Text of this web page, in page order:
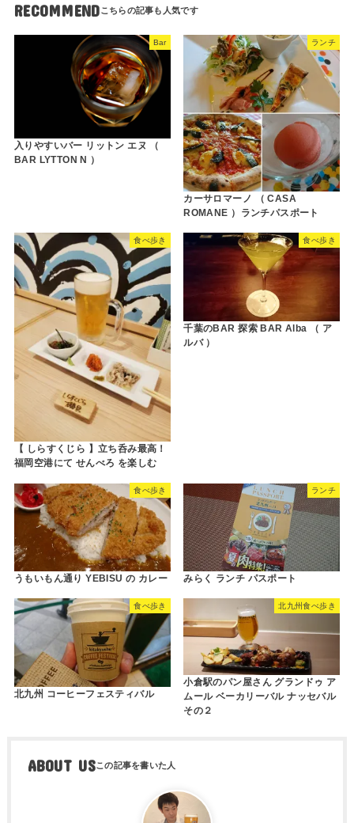
RECOMMEND
Bar
入りやすいバー リットン エヌ （
BAR LYTTON N ）
ランチ
カーサロマーノ （ CASA
ROMANE ）ランチパスポート
食べ歩き
【 しらすくじら 】立ち呑み最高！
福岡空港にて せんべろ を楽しむ
食べ歩き
千葉のBAR 探索 BAR Alba （ ア
ルバ ）
食べ歩き
うもいもん通り YEBISU の カレー
ランチ
みらく ランチ パスポート
食べ歩き
北九州 コーヒーフェスティバル
北九州食べ歩き
小倉駅のパン屋さん グランドゥ ア
ムール ベーカリーバル ナッセバル
その２
ABOUT US